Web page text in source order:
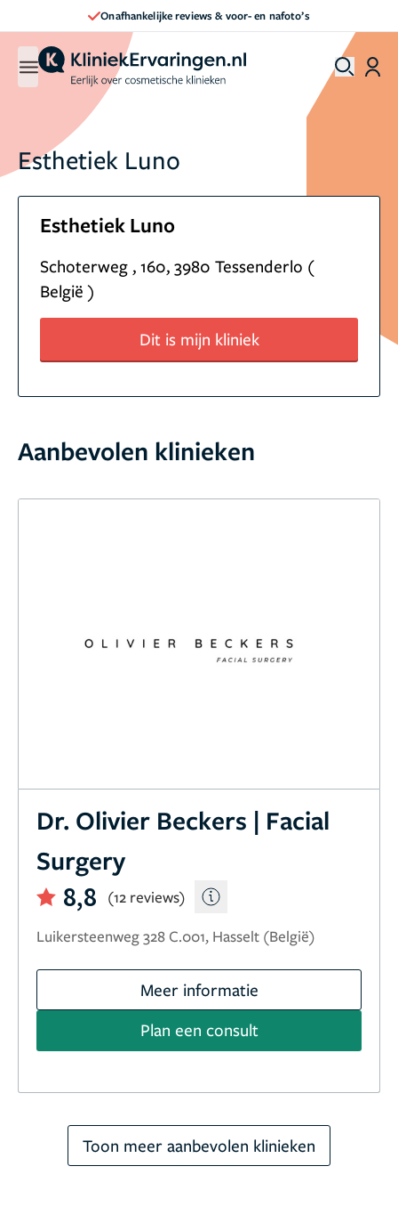
Onafhankelijke reviews & voor- en nafoto’s
Esthetiek Luno
Esthetiek Luno
Schoterweg , 160, 3980 Tessenderlo (
België )
Dit is mijn kliniek
Aanbevolen klinieken
Dr. Olivier Beckers | Facial
Surgery
8,8
(12 reviews)
Luikersteenweg 328 C.001, Hasselt (België)
Meer informatie
Plan een consult
Toon meer aanbevolen klinieken